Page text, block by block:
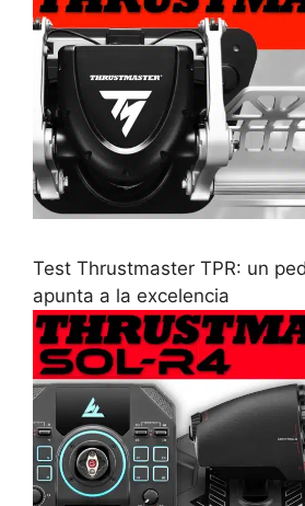
Test Thrustmaster TPR: un
apunta a la excelencia